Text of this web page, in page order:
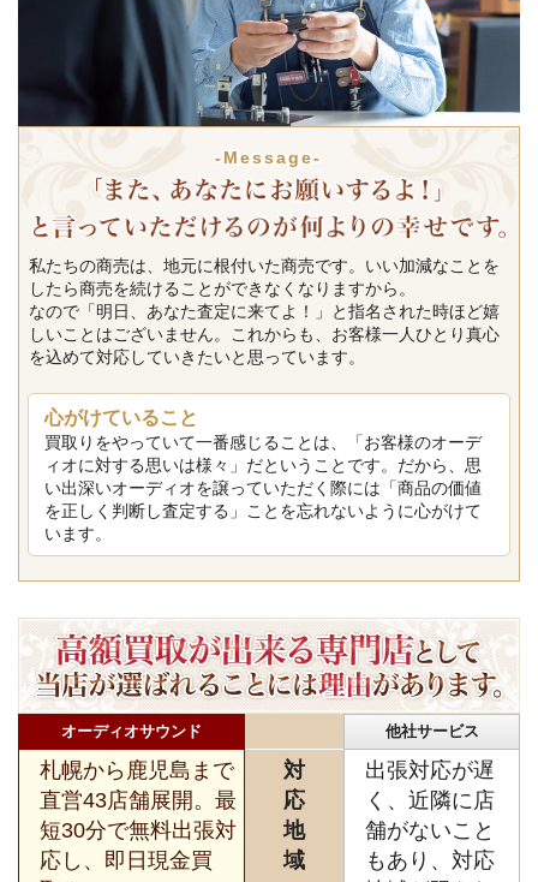
-Message-
私たちの商売は、地元に根付いた商売です。いい加減なことを
したら商売を続けることができなくなりますから。
なので「明日、あなた査定に来てよ！」と指名された時ほど嬉
しいことはございません。これからも、お客様一人ひとり真心
を込めて対応していきたいと思っています。
心がけていること
買取りをやっていて一番感じることは、「お客様のオーデ
ィオに対する思いは様々」だということです。だから、思
い出深いオーディオを譲っていただく際には「商品の価値
を正しく判断し査定する」ことを忘れないように心がけて
います。
オーディオサウンド 他社サービス
札幌から鹿児島まで
直営43店舗展開。最
短30分で無料出張対
応し、即日現金買
対
応
地
域
出張対応が遅
く、近隣に店
舗がないこと
もあり、対応